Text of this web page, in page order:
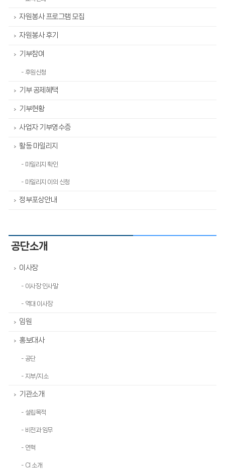
> 자원봉사 프로그램 모집
> 자원봉사 후기
> 기부참여
- 후원신청
> 기부 공제혜택
> 기부현황
> 사업자 기부영수증
> 활동 마일리지
- 마일리지 확인
- 마일리지 이의 신청
> 정부포상안내
공단소개
> 이사장
- 이사장 인사말
- 역대 이사장
> 임원
> 홍보대사
- 공단
- 지부/지소
> 기관소개
- 설립목적
- 비전과 임무
- 연혁
- CI 소개